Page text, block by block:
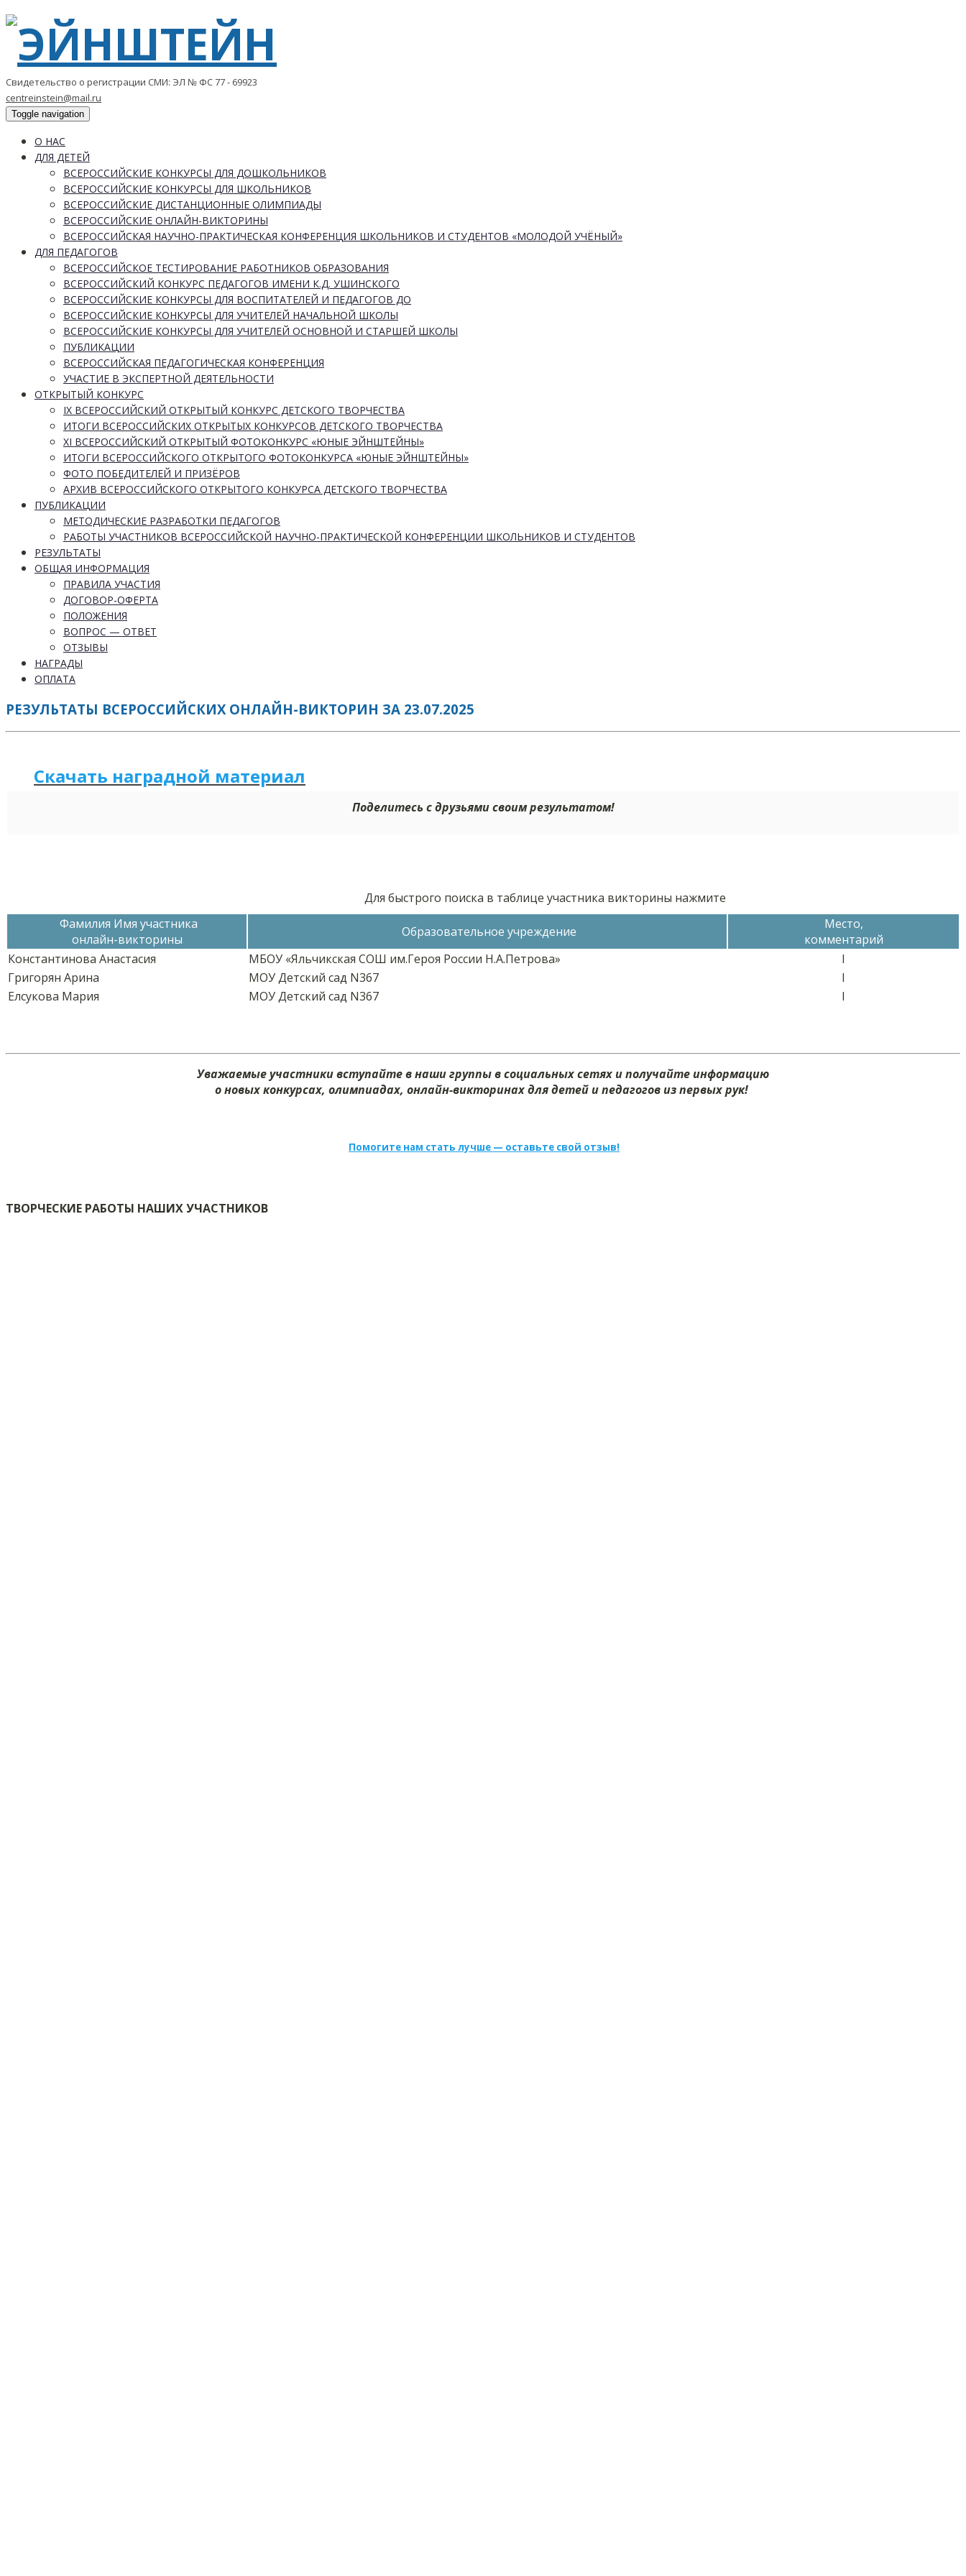
Свидетельство о регистрации СМИ: ЭЛ № ФС 77 - 69923
centreinstein@mail.ru
Toggle navigation
О НАС
ДЛЯ ДЕТЕЙ
ВСЕРОССИЙСКИЕ КОНКУРСЫ ДЛЯ ДОШКОЛЬНИКОВ
ВСЕРОССИЙСКИЕ КОНКУРСЫ ДЛЯ ШКОЛЬНИКОВ
ВСЕРОССИЙСКИЕ ДИСТАНЦИОННЫЕ ОЛИМПИАДЫ
ВСЕРОССИЙСКИЕ ОНЛАЙН-ВИКТОРИНЫ
ВСЕРОССИЙСКАЯ НАУЧНО-ПРАКТИЧЕСКАЯ КОНФЕРЕНЦИЯ ШКОЛЬНИКОВ И СТУДЕНТОВ «МОЛОДОЙ УЧЁНЫЙ»
ДЛЯ ПЕДАГОГОВ
ВСЕРОССИЙСКОЕ ТЕСТИРОВАНИЕ РАБОТНИКОВ ОБРАЗОВАНИЯ
ВСЕРОССИЙСКИЙ КОНКУРС ПЕДАГОГОВ ИМЕНИ К.Д. УШИНСКОГО
ВСЕРОССИЙСКИЕ КОНКУРСЫ ДЛЯ ВОСПИТАТЕЛЕЙ И ПЕДАГОГОВ ДО
ВСЕРОССИЙСКИЕ КОНКУРСЫ ДЛЯ УЧИТЕЛЕЙ НАЧАЛЬНОЙ ШКОЛЫ
ВСЕРОССИЙСКИЕ КОНКУРСЫ ДЛЯ УЧИТЕЛЕЙ ОСНОВНОЙ И СТАРШЕЙ ШКОЛЫ
ПУБЛИКАЦИИ
ВСЕРОССИЙСКАЯ ПЕДАГОГИЧЕСКАЯ КОНФЕРЕНЦИЯ
УЧАСТИЕ В ЭКСПЕРТНОЙ ДЕЯТЕЛЬНОСТИ
ОТКРЫТЫЙ КОНКУРС
IX ВСЕРОССИЙСКИЙ ОТКРЫТЫЙ КОНКУРС ДЕТСКОГО ТВОРЧЕСТВА
ИТОГИ ВСЕРОССИЙСКИХ ОТКРЫТЫХ КОНКУРСОВ ДЕТСКОГО ТВОРЧЕСТВА
XI ВСЕРОССИЙСКИЙ ОТКРЫТЫЙ ФОТОКОНКУРС «ЮНЫЕ ЭЙНШТЕЙНЫ»
ИТОГИ ВСЕРОССИЙСКОГО ОТКРЫТОГО ФОТОКОНКУРСА «ЮНЫЕ ЭЙНШТЕЙНЫ»
ФОТО ПОБЕДИТЕЛЕЙ И ПРИЗЁРОВ
АРХИВ ВСЕРОССИЙСКОГО ОТКРЫТОГО КОНКУРСА ДЕТСКОГО ТВОРЧЕСТВА
ПУБЛИКАЦИИ
МЕТОДИЧЕСКИЕ РАЗРАБОТКИ ПЕДАГОГОВ
РАБОТЫ УЧАСТНИКОВ ВСЕРОССИЙСКОЙ НАУЧНО-ПРАКТИЧЕСКОЙ КОНФЕРЕНЦИИ ШКОЛЬНИКОВ И СТУДЕНТОВ
РЕЗУЛЬТАТЫ
ОБЩАЯ ИНФОРМАЦИЯ
ПРАВИЛА УЧАСТИЯ
ДОГОВОР-ОФЕРТА
ПОЛОЖЕНИЯ
ВОПРОС — ОТВЕТ
ОТЗЫВЫ
НАГРАДЫ
ОПЛАТА
РЕЗУЛЬТАТЫ ВСЕРОССИЙСКИХ ОНЛАЙН-ВИКТОРИН ЗА 23.07.2025
Скачать наградной материал
Поделитесь с друзьями своим результатом!
Для быстрого поиска в таблице участника викторины нажмите
Фамилия Имя участника
онлайн-викторины
Образовательное учреждение
Место,
комментарий
Константинова Анастасия
МБОУ «Яльчикская СОШ им.Героя России Н.А.Петрова»
I
Григорян Арина
МОУ Детский сад N367
I
Елсукова Мария
МОУ Детский сад N367 I
Уважаемые участники вступайте в наши группы в социальных сетях и получайте информацию
о новых конкурсах, олимпиадах, онлайн-викторинах для детей и педагогов из первых рук!
Помогите нам стать лучше — оставьте свой отзыв!
ТВОРЧЕСКИЕ РАБОТЫ НАШИХ УЧАСТНИКОВ